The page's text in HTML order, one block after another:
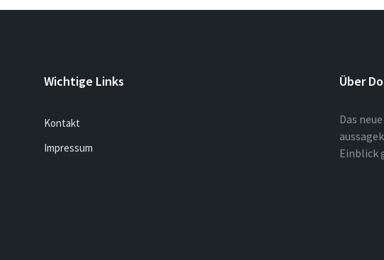
Wichtige Links
Kontakt
Impressum
Über
Das
Einblick